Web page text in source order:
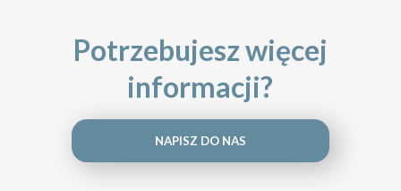
Potrzebujesz więcej
informacji?
NAPISZ DO NAS